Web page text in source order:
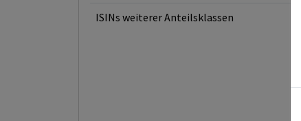
ISINs weiterer Anteilsklassen